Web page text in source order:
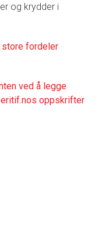
og krydder i
store fordeler
ved å legge
oppskrifter